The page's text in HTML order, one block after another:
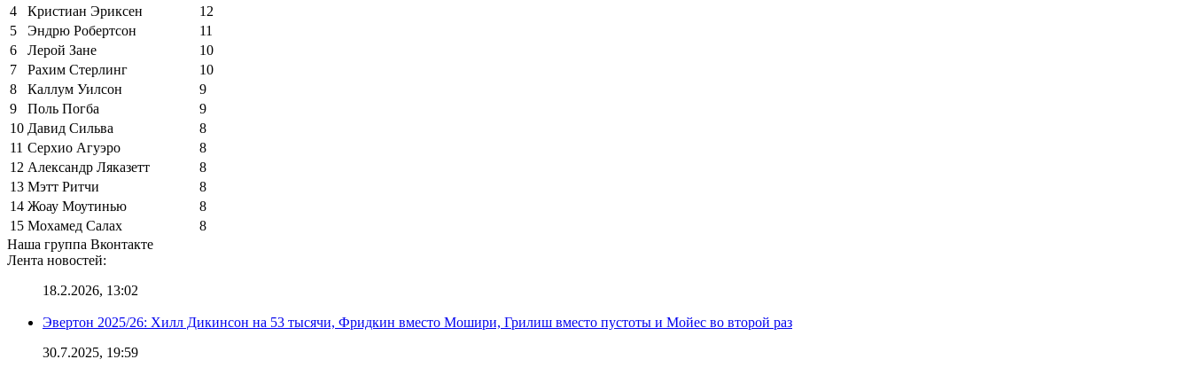
4
Кристиан Эриксен
12
5
Эндрю Робертсон
11
6
Лерой Зане
10
7
Рахим Стерлинг
10
8
Каллум Уилсон
9
9
Поль Погба
9
10 Давид Сильва
8
11 Серхио Агуэро
8
12 Александр Ляказетт
8
13 Мэтт Ритчи
8
14 Жоау Моутинью
8
15 Мохамед Салах
8
Наша группа Вконтакте
Лента новостей:
18.2.2026, 13:02
Эвертон 2025/26: Хилл Дикинсон на 53 тысячи, Фридкин вместо Мошири, Грилиш вместо пустоты и Мойес во второй раз
30.7.2025, 19:59